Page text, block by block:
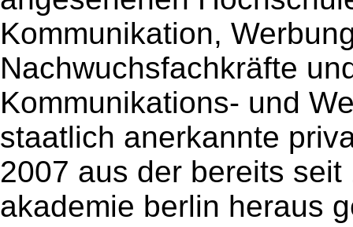
Kommunikation,
Nachwuchsfachkräfte
Kommunikations- und
staatlich anerkannte
2007 aus der bereits
akademie berlin heraus